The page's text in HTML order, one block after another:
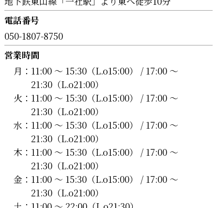
電話番号
050-1807-8750
営業時間
月： 11:00 〜 15:30（L.o15:00） / 17:00 〜
21:30（L.o21:00）
火： 11:00 〜 15:30（L.o15:00） / 17:00 〜
21:30（L.o21:00）
水： 11:00 〜 15:30（L.o15:00） / 17:00 〜
21:30（L.o21:00）
木： 11:00 〜 15:30（L.o15:00） / 17:00 〜
21:30（L.o21:00）
金： 11:00 〜 15:30（L.o15:00） / 17:00 〜
21:30（L.o21:00）